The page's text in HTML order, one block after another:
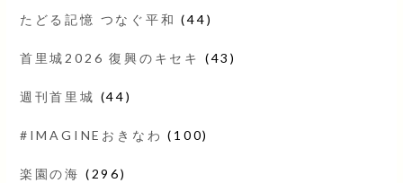
たどる記憶 つなぐ平和 (44)
首里城2026 復興のキセキ (43)
週刊首里城 (44)
#IMAGINEおきなわ (100)
楽園の海 (296)